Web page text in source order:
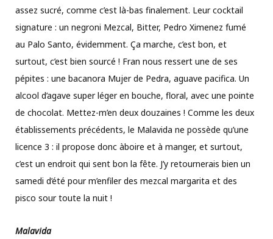
assez sucré, comme c’est là-bas finalement. Leur cocktail
signature : un negroni Mezcal, Bitter, Pedro Ximenez fumé
au Palo Santo, évidemment. Ça marche, c’est bon, et
surtout, c’est bien sourcé ! Fran nous ressert une de ses
pépites : une bacanora Mujer de Pedra, aguave pacifica. Un
alcool d’agave super léger en bouche, floral, avec une pointe
de chocolat. Mettez-m’en deux douzaines ! Comme les deux
établissements précédents, le Malavida ne possède qu’une
licence 3 : il propose donc àboire et à manger, et surtout,
c’est un endroit qui sent bon la fête. J’y retournerais bien un
samedi d’été pour m’enfiler des mezcal margarita et des
pisco sour toute la nuit !
Malavida